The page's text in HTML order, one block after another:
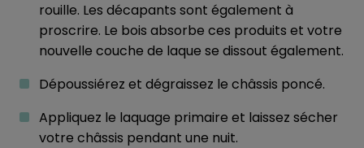
rouille. Les décapants sont également à
proscrire. Le bois absorbe ces produits et votre
nouvelle couche de laque se dissout également.
Dépoussiérez et dégraissez le châssis poncé.
Appliquez le laquage primaire et laissez sécher
votre châssis pendant une nuit.